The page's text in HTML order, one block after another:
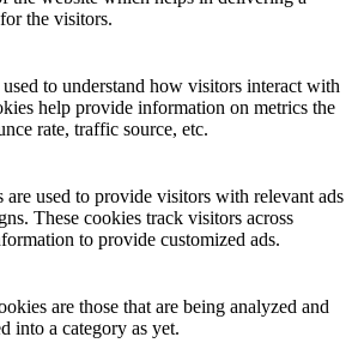
the visitors.
to understand how visitors interact with
help provide information on metrics the
rate, traffic source, etc.
are used to provide visitors with relevant ads
These cookies track visitors across
to provide customized ads.
are those that are being analyzed and
into a category as yet.